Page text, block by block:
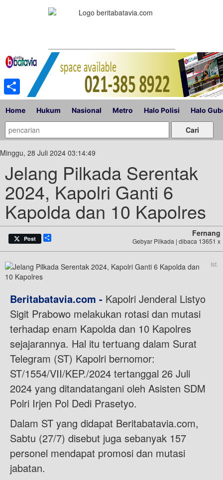
Home Hukum Nasional Metro Halo Polisi Halo
Minggu, 28 Juli 2024 03:14:49
Jelang Pilkada Serentak
2024, Kapolri Ganti 6
Kapolda dan 10 Kapolres
Post
Fernang
Gebyar Pilkada | dibaca 13651 x
Ist.
Beritabatavia.com - Kapolri Jenderal Listyo
Sigit Prabowo melakukan rotasi dan mutasi
terhadap enam Kapolda dan 10 Kapolres
sejajarannya. Hal itu tertuang dalam Surat
Telegram (ST) Kapolri bernomor:
ST/1554/VII/KEP./2024 tertanggal 26 Juli
2024 yang ditandatangani oleh Asisten SDM
Polri Irjen Pol Dedi Prasetyo.
Dalam ST yang didapat Beritabatavia.com,
Sabtu (27/7) disebut juga sebanyak 157
personel mendapat promosi dan mutasi
jabatan.
Share